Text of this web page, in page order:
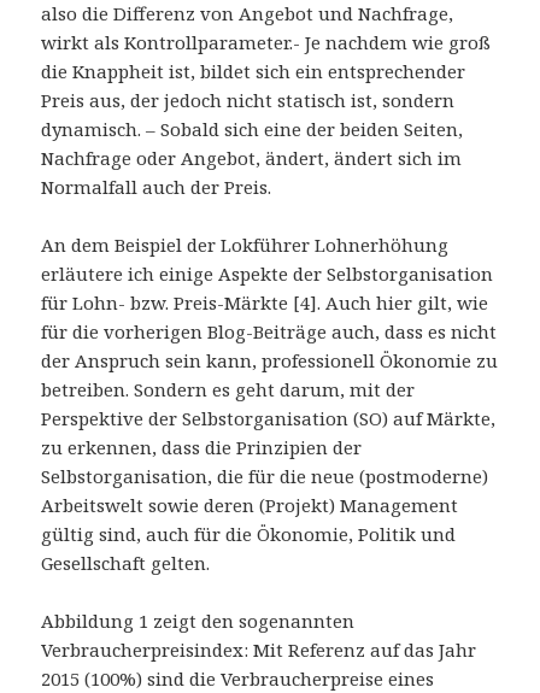
also die Differenz von Angebot und Nachfrage,
wirkt als Kontrollparameter.- Je nachdem wie groß
die Knappheit ist, bildet sich ein entsprechender
Preis aus, der jedoch nicht statisch ist, sondern
dynamisch. – Sobald sich eine der beiden Seiten,
Nachfrage oder Angebot, ändert, ändert sich im
Normalfall auch der Preis.
An dem Beispiel der Lokführer Lohnerhöhung
erläutere ich einige Aspekte der Selbstorganisation
für Lohn- bzw. Preis-Märkte [4]. Auch hier gilt, wie
für die vorherigen Blog-Beiträge auch, dass es nicht
der Anspruch sein kann, professionell Ökonomie zu
betreiben. Sondern es geht darum, mit der
Perspektive der Selbstorganisation (SO) auf Märkte,
zu erkennen, dass die Prinzipien der
Selbstorganisation, die für die neue (postmoderne)
Arbeitswelt sowie deren (Projekt) Management
gültig sind, auch für die Ökonomie, Politik und
Gesellschaft gelten.
Abbildung 1 zeigt den sogenannten
Verbraucherpreisindex: Mit Referenz auf das Jahr
2015 (100%) sind die Verbraucherpreise eines